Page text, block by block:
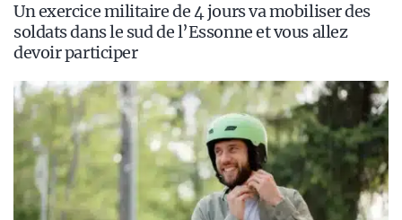
Un exercice militaire de 4 jours va mobiliser des
soldats dans le sud de l’Essonne et vous allez
devoir participer